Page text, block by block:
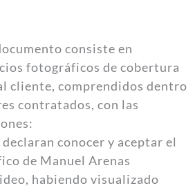
consiste en
fotográficos de cobertura
cliente, comprendidos dentro
contratados, con las
conocer y aceptar el
de Manuel Arenas
habiendo visualizado